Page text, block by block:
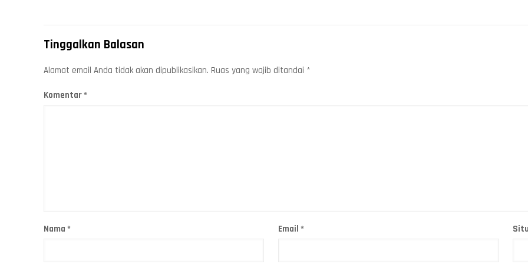
Tinggalkan Balasan
Alamat email Anda tidak akan dipublikasikan. Ruas yang wajib ditandai *
Komentar*
Nama* Email*